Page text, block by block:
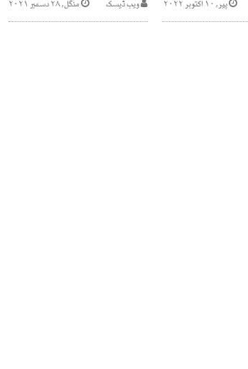
پیر, ۱۰ اکتوبر ۲۰۲۲ ویب ڈیسک منگل, ۲۸ دسمبر ۲۰۲۱